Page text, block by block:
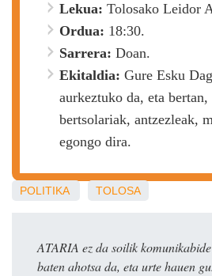
Lekua: Tolosako Leidor
Ordua: 18:30.
Sarrera: Doan.
Ekitaldia: Gure Esku
aurkeztuko da, eta
bertsolariak, antzezleak,
egongo dira.
POLITIKA TOLOSA
ATARIA ez da soilik
baten ahotsa da, eta urte hauen